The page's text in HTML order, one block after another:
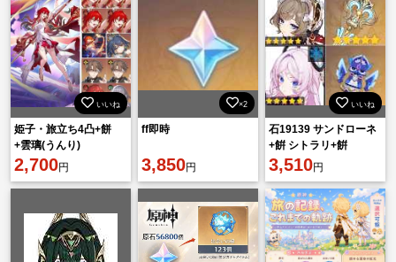
いいね
姫子・旅立ち4凸+餅
+雲璃(うんり)
2,700円
×2
ff即時
3,850円
いいね
石19139 サンドローネ
+餠 シトラリ+餠
3,510円